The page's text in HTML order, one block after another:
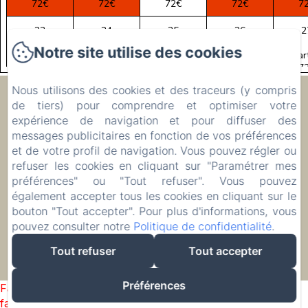
72€
72€
72€
72€
23 24 25 26
à partir de
à partir de
à partir de
à partir de
à
30 31 1 2
à partir de
72€
à partir de
72€
à partir de
72€
à partir de
72€
à
Ecolodge Le Ravoraha
00 261 32 40 513 90
Réserver
Hébergements
EN FR IT ZH-CN RU
PL
Créé par Amenitiz
Failed to load BookingEngine/index: Loading chunk 2698
failed. (missing:
Notre site utilise des cookies
Nous utilisons des cookies et des traceurs (y compris
de tiers) pour comprendre et optimiser votre
expérience de navigation et pour diffuser des
messages publicitaires en fonction de vos préférences
et de votre profil de navigation. Vous pouvez régler ou
refuser les cookies en cliquant sur "Paramétrer mes
préférences" ou "Tout refuser". Vous pouvez
également accepter tous les cookies en cliquant sur le
bouton "Tout accepter". Pour plus d'informations, vous
pouvez consulter notre Politique de confidentialité.
Tout refuser
Tout accepter
Préférences